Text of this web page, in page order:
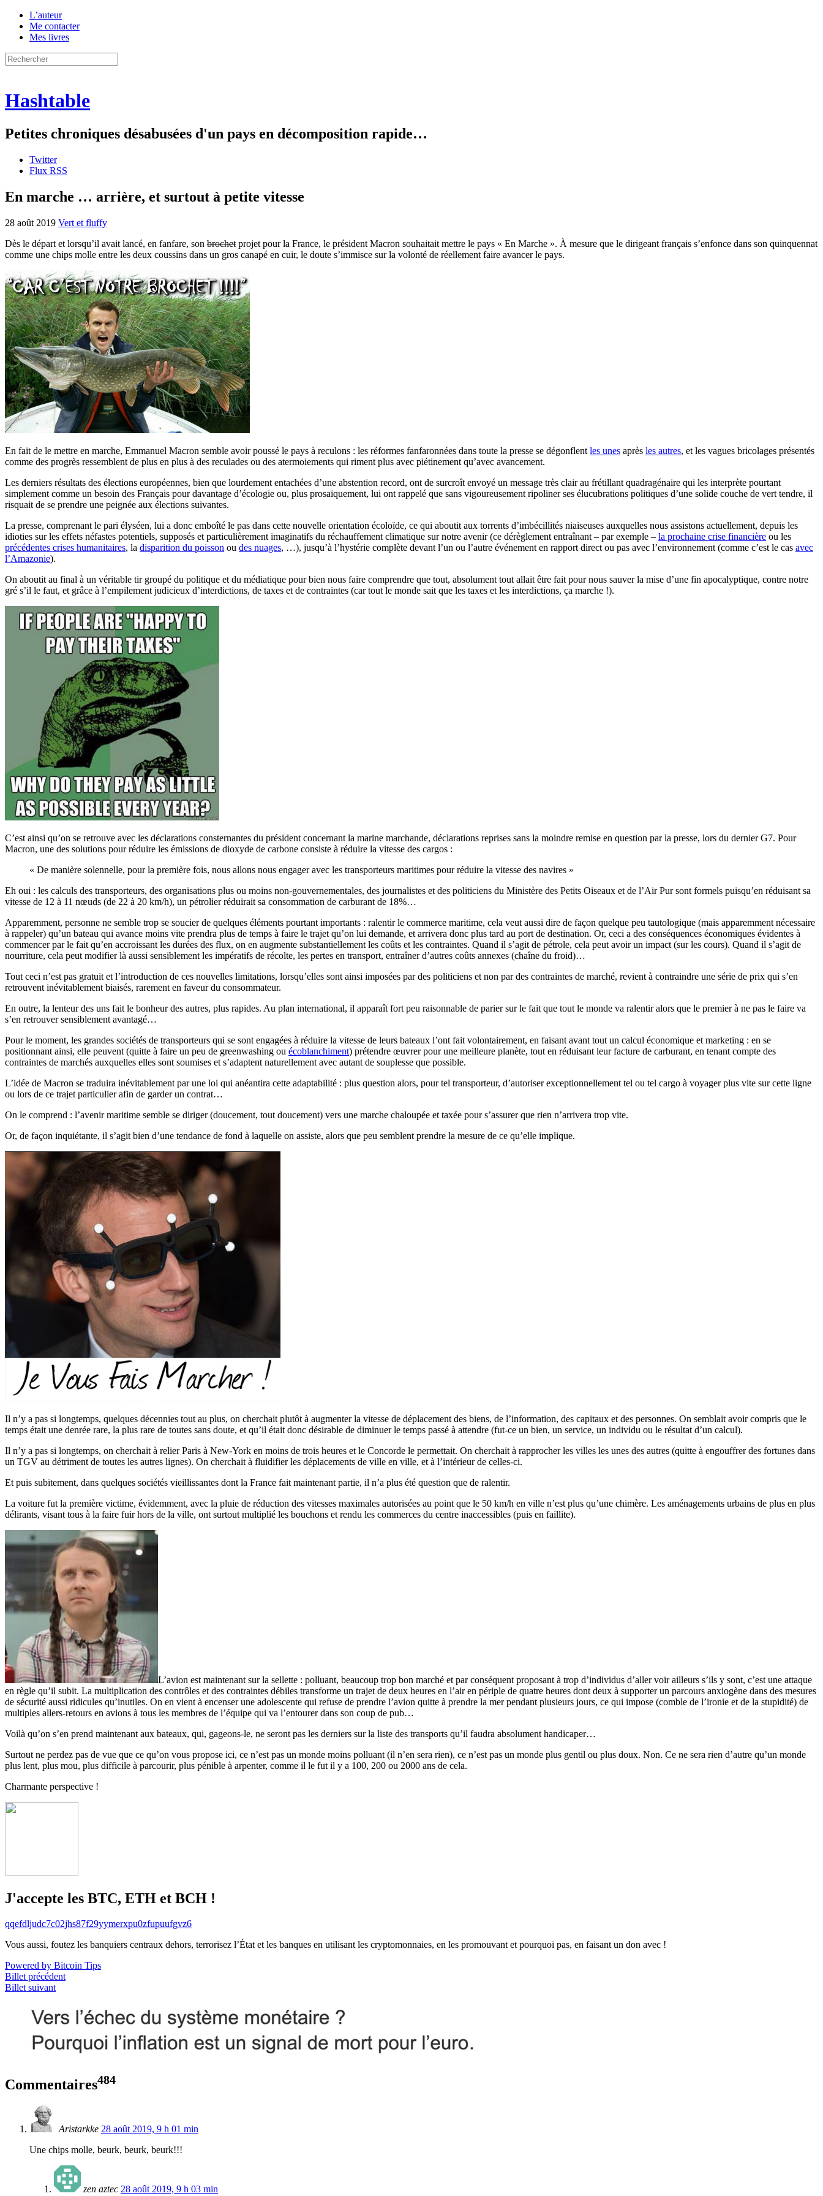
L’auteur
Me contacter
Mes livres
Hashtable
Petites chroniques désabusées d'un pays en décomposition rapide…
Twitter
Flux RSS
En marche … arrière, et surtout à petite vitesse
28 août 2019 Vert et fluffy
Dès le départ et lorsqu’il avait lancé, en fanfare, son brochet projet pour la France, le président Macron souhaitait mettre le pays « En Marche ». À mesure que le dirigeant français s’enfonce dans son quinquennat
comme une chips molle entre les deux coussins dans un gros canapé en cuir, le doute s’immisce sur la volonté de réellement faire avancer le pays.
En fait de le mettre en marche, Emmanuel Macron semble avoir poussé le pays à reculons : les réformes fanfaronnées dans toute la presse se dégonflent les unes après les autres, et les vagues bricolages présentés
comme des progrès ressemblent de plus en plus à des reculades ou des atermoiements qui riment plus avec piétinement qu’avec avancement.
Les derniers résultats des élections européennes, bien que lourdement entachées d’une abstention record, ont de surcroît envoyé un message très clair au frétillant quadragénaire qui les interprète pourtant
simplement comme un besoin des Français pour davantage d’écologie ou, plus prosaïquement, lui ont rappelé que sans vigoureusement ripoliner ses élucubrations politiques d’une solide couche de vert tendre, il
risquait de se prendre une peignée aux élections suivantes.
La presse, comprenant le pari élyséen, lui a donc emboîté le pas dans cette nouvelle orientation écoloïde, ce qui aboutit aux torrents d’imbécillités niaiseuses auxquelles nous assistons actuellement, depuis les
idioties sur les effets néfastes potentiels, supposés et particulièrement imaginatifs du réchauffement climatique sur notre avenir (ce dérèglement entraînant – par exemple – la prochaine crise financière ou les
précédentes crises humanitaires, la disparition du poisson ou des nuages, …), jusqu’à l’hystérie complète devant l’un ou l’autre événement en rapport direct ou pas avec l’environnement (comme c’est le cas avec
l’Amazonie).
On aboutit au final à un véritable tir groupé du politique et du médiatique pour bien nous faire comprendre que tout, absolument tout allait être fait pour nous sauver la mise d’une fin apocalyptique, contre notre
gré s’il le faut, et grâce à l’empilement judicieux d’interdictions, de taxes et de contraintes (car tout le monde sait que les taxes et les interdictions, ça marche !).
C’est ainsi qu’on se retrouve avec les déclarations consternantes du président concernant la marine marchande, déclarations reprises sans la moindre remise en question par la presse, lors du dernier G7. Pour
Macron, une des solutions pour réduire les émissions de dioxyde de carbone consiste à réduire la vitesse des cargos :
« De manière solennelle, pour la première fois, nous allons nous engager avec les transporteurs maritimes pour réduire la vitesse des navires »
Eh oui : les calculs des transporteurs, des organisations plus ou moins non-gouvernementales, des journalistes et des politiciens du Ministère des Petits Oiseaux et de l’Air Pur sont formels puisqu’en réduisant sa
vitesse de 12 à 11 nœuds (de 22 à 20 km/h), un pétrolier réduirait sa consommation de carburant de 18%…
Apparemment, personne ne semble trop se soucier de quelques éléments pourtant importants : ralentir le commerce maritime, cela veut aussi dire de façon quelque peu tautologique (mais apparemment nécessaire
à rappeler) qu’un bateau qui avance moins vite prendra plus de temps à faire le trajet qu’on lui demande, et arrivera donc plus tard au port de destination. Or, ceci a des conséquences économiques évidentes à
commencer par le fait qu’en accroissant les durées des flux, on en augmente substantiellement les coûts et les contraintes. Quand il s’agit de pétrole, cela peut avoir un impact (sur les cours). Quand il s’agit de
nourriture, cela peut modifier là aussi sensiblement les impératifs de récolte, les pertes en transport, entraîner d’autres coûts annexes (chaîne du froid)…
Tout ceci n’est pas gratuit et l’introduction de ces nouvelles limitations, lorsqu’elles sont ainsi imposées par des politiciens et non par des contraintes de marché, revient à contraindre une série de prix qui s’en
retrouvent inévitablement biaisés, rarement en faveur du consommateur.
En outre, la lenteur des uns fait le bonheur des autres, plus rapides. Au plan international, il apparaît fort peu raisonnable de parier sur le fait que tout le monde va ralentir alors que le premier à ne pas le faire va
s’en retrouver sensiblement avantagé…
Pour le moment, les grandes sociétés de transporteurs qui se sont engagées à réduire la vitesse de leurs bateaux l’ont fait volontairement, en faisant avant tout un calcul économique et marketing : en se
positionnant ainsi, elle peuvent (quitte à faire un peu de greenwashing ou écoblanchiment) prétendre œuvrer pour une meilleure planète, tout en réduisant leur facture de carburant, en tenant compte des
contraintes de marchés auxquelles elles sont soumises et s’adaptent naturellement avec autant de souplesse que possible.
L’idée de Macron se traduira inévitablement par une loi qui anéantira cette adaptabilité : plus question alors, pour tel transporteur, d’autoriser exceptionnellement tel ou tel cargo à voyager plus vite sur cette ligne
ou lors de ce trajet particulier afin de garder un contrat…
On le comprend : l’avenir maritime semble se diriger (doucement, tout doucement) vers une marche chaloupée et taxée pour s’assurer que rien n’arrivera trop vite.
Or, de façon inquiétante, il s’agit bien d’une tendance de fond à laquelle on assiste, alors que peu semblent prendre la mesure de ce qu’elle implique.
Il n’y a pas si longtemps, quelques décennies tout au plus, on cherchait plutôt à augmenter la vitesse de déplacement des biens, de l’information, des capitaux et des personnes. On semblait avoir compris que le
temps était une denrée rare, la plus rare de toutes sans doute, et qu’il était donc désirable de diminuer le temps passé à attendre (fut-ce un bien, un service, un individu ou le résultat d’un calcul).
Il n’y a pas si longtemps, on cherchait à relier Paris à New-York en moins de trois heures et le Concorde le permettait. On cherchait à rapprocher les villes les unes des autres (quitte à engouffrer des fortunes dans
un TGV au détriment de toutes les autres lignes). On cherchait à fluidifier les déplacements de ville en ville, et à l’intérieur de celles-ci.
Et puis subitement, dans quelques sociétés vieillissantes dont la France fait maintenant partie, il n’a plus été question que de ralentir.
La voiture fut la première victime, évidemment, avec la pluie de réduction des vitesses maximales autorisées au point que le 50 km/h en ville n’est plus qu’une chimère. Les aménagements urbains de plus en plus
délirants, visant tous à la faire fuir hors de la ville, ont surtout multiplié les bouchons et rendu les commerces du centre inaccessibles (puis en faillite).
L’avion est maintenant sur la sellette : polluant, beaucoup trop bon marché et par conséquent proposant à trop d’individus d’aller voir ailleurs s’ils y sont, c’est une attaque
en règle qu’il subit. La multiplication des contrôles et des contraintes débiles transforme un trajet de deux heures en l’air en périple de quatre heures dont deux à supporter un parcours anxiogène dans des mesures
de sécurité aussi ridicules qu’inutiles. On en vient à encenser une adolescente qui refuse de prendre l’avion quitte à prendre la mer pendant plusieurs jours, ce qui impose (comble de l’ironie et de la stupidité) de
multiples allers-retours en avions à tous les membres de l’équipe qui va l’entourer dans son coup de pub…
Voilà qu’on s’en prend maintenant aux bateaux, qui, gageons-le, ne seront pas les derniers sur la liste des transports qu’il faudra absolument handicaper…
Surtout ne perdez pas de vue que ce qu’on vous propose ici, ce n’est pas un monde moins polluant (il n’en sera rien), ce n’est pas un monde plus gentil ou plus doux. Non. Ce ne sera rien d’autre qu’un monde
plus lent, plus mou, plus difficile à parcourir, plus pénible à arpenter, comme il le fut il y a 100, 200 ou 2000 ans de cela.
Charmante perspective !
J'accepte les BTC, ETH et BCH !
qqefdljudc7c02jhs87f29yymerxpu0zfupuufgvz6
Vous aussi, foutez les banquiers centraux dehors, terrorisez l’État et les banques en utilisant les cryptomonnaies, en les promouvant et pourquoi pas, en faisant un don avec !
Powered by Bitcoin Tips
Billet précédent
Billet suivant
Commentaires484
Aristarkke 28 août 2019, 9 h 01 min
Une chips molle, beurk, beurk, beurk!!!
zen aztec 28 août 2019, 9 h 03 min